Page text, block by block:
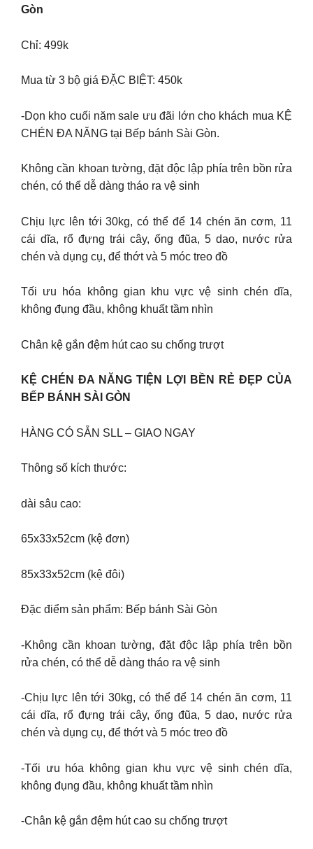
Gòn
Chỉ: 499k
Mua từ 3 bộ giá ĐẶC BIỆT: 450k
-Dọn kho cuối năm sale ưu đãi lớn cho khách mua KỆ
CHÉN ĐA NĂNG tại Bếp bánh Sài Gòn.
Không cần khoan tường, đặt độc lập phía trên bồn rửa
chén, có thể dễ dàng tháo ra vệ sinh
Chịu lực lên tới 30kg, có thể để 14 chén ăn cơm, 11
cái dĩa, rổ đựng trái cây, ống đũa, 5 dao, nước rửa
chén và dụng cụ, để thớt và 5 móc treo đồ
Tối ưu hóa không gian khu vực vệ sinh chén dĩa,
không đụng đầu, không khuất tầm nhìn
Chân kệ gắn đệm hút cao su chống trượt
KỆ CHÉN ĐA NĂNG TIỆN LỢI BỀN RẺ ĐẸP CỦA
BẾP BÁNH SÀI GÒN
HÀNG CÓ SẴN SLL – GIAO NGAY
Thông số kích thước:
dài sâu cao:
65x33x52cm (kệ đơn)
85x33x52cm (kệ đôi)
Đặc điểm sản phẩm: Bếp bánh Sài Gòn
-Không cần khoan tường, đặt độc lập phía trên bồn
rửa chén, có thể dễ dàng tháo ra vệ sinh
-Chịu lực lên tới 30kg, có thể để 14 chén ăn cơm, 11
cái dĩa, rổ đựng trái cây, ống đũa, 5 dao, nước rửa
chén và dụng cụ, để thớt và 5 móc treo đồ
-Tối ưu hóa không gian khu vực vệ sinh chén dĩa,
không đụng đầu, không khuất tầm nhìn
-Chân kệ gắn đệm hút cao su chống trượt